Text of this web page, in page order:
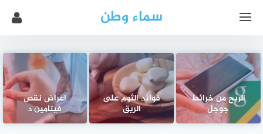
سماء وطن
الربح من خرائط
جوجل
فوائد الثوم على
الريق
اعراض نقص
فيتامين د